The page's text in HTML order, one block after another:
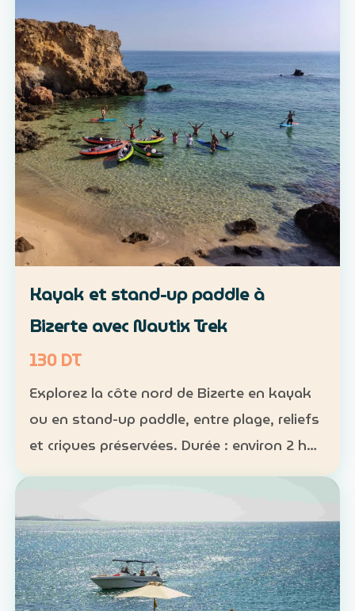
Kayak et stand-up paddle à
Bizerte avec Nautix Trek
130 DT
Explorez la côte nord de Bizerte en kayak
ou en stand-up paddle, entre plage, reliefs
et criques préservées. Durée : environ 2 h
30 Distance : environ 5 km Niveau :
sortie …